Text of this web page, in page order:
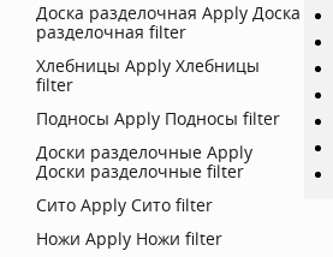
Доска разделочная Apply Доска
разделочная filter
Хлебницы Apply Хлебницы
filter
Подносы Apply Подносы filter
Доски разделочные Apply
Доски разделочные filter
Сито Apply Сито filter
Ножи Apply Ножи filter